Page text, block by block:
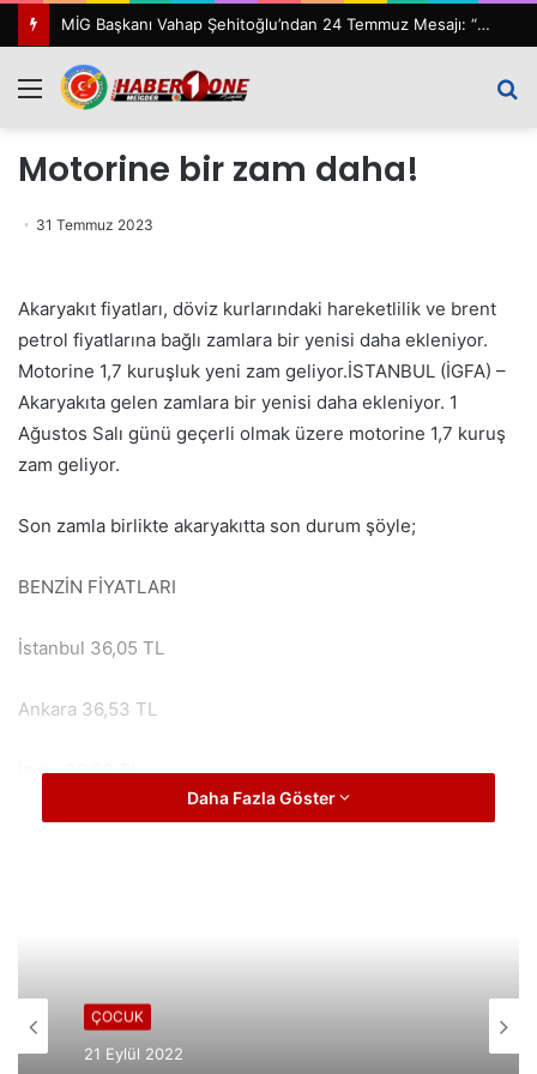
MİG Başkanı Vahap Şehitoğlu’ndan 24 Temmuz Mesajı: “111 Yıl Sonra Hâlâ Basın Özgürlüğünü Konuşuyoruz”
Menü
Motorine bir zam daha!
31 Temmuz 2023
Akaryakıt fiyatları, döviz kurlarındaki hareketlilik ve brent
petrol fiyatlarına bağlı zamlara bir yenisi daha ekleniyor.
Motorine 1,7 kuruşluk yeni zam geliyor.İSTANBUL (İGFA) –
Akaryakıta gelen zamlara bir yenisi daha ekleniyor. 1
Ağustos Salı günü geçerli olmak üzere motorine 1,7 kuruş
zam geliyor.
Son zamla birlikte akaryakıtta son durum şöyle;
BENZİN FİYATLARI
İstanbul 36,05 TL
Ankara 36,53 TL
İzmir 36,63 TL
İzmir 35,95 TL
Daha Fazla Göster
ÇOCUK
21 Eylül 2022
GÜNDEM